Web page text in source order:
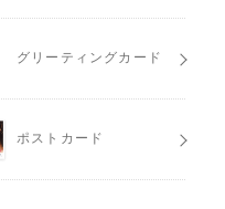
グリーティングカード
ポストカード